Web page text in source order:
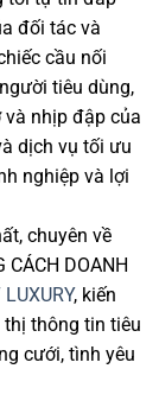
đối tác và
cầu nối
tiêu dùng,
nhịp đập của
dịch vụ tối ưu
nghiệp và lợi
chuyên về
DOANH
, kiến
thị thông tin tiêu
cưới, tình yêu